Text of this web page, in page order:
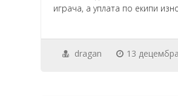
играча, а уплата по екипи
dragan 13